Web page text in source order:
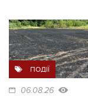
ПОДІЇ
06.08.26